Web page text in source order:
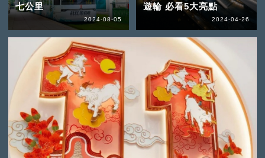
七公里
2024-08-05
遊輪 必看5大亮點
2024-04-26